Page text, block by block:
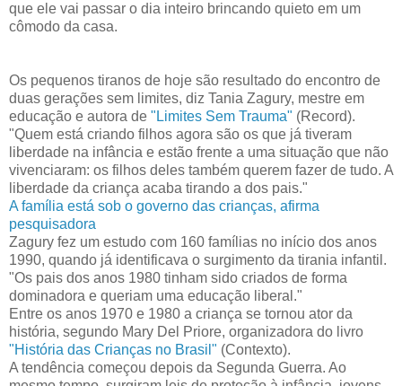
que ele vai passar o dia inteiro brincando quieto em um
cômodo da casa.
Os pequenos tiranos de hoje são resultado do encontro de
duas gerações sem limites, diz Tania Zagury, mestre em
educação e autora de "Limites Sem Trauma" (Record).
"Quem está criando filhos agora são os que já tiveram
liberdade na infância e estão frente a uma situação que não
vivenciaram: os filhos deles também querem fazer de tudo. A
liberdade da criança acaba tirando a dos pais."
A família está sob o governo das crianças, afirma
pesquisadora
Zagury fez um estudo com 160 famílias no início dos anos
1990, quando já identificava o surgimento da tirania infantil.
"Os pais dos anos 1980 tinham sido criados de forma
dominadora e queriam uma educação liberal."
Entre os anos 1970 e 1980 a criança se tornou ator da
história, segundo Mary Del Priore, organizadora do livro
"História das Crianças no Brasil" (Contexto).
A tendência começou depois da Segunda Guerra. Ao